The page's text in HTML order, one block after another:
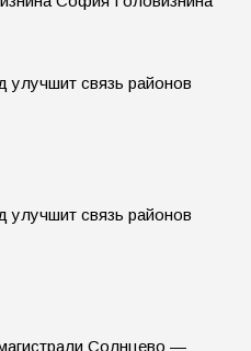
Солнцево —